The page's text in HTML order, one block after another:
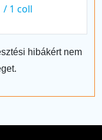
/ 1 coll
hibákért nem